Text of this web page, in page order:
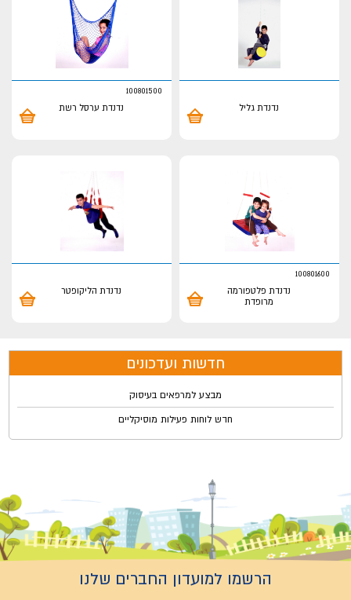
נדנדת גליל
100801500
נדנדת ערסל רשת
100801600
נדנדת פלטפורמה
מרופדת
נדנדת הליקופטר
חדשות ועדכונים
מבצע למרפאים בעיסוק
חדש לוחות פעילות מוסיקליים
הרשמו למועדון החברים שלנו